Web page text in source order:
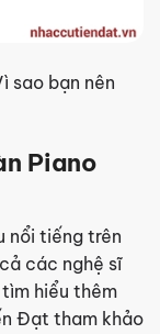
sao bạn nên
Piano
nổi tiếng trên
các nghệ sĩ
hiểu thêm
Đạt tham khảo